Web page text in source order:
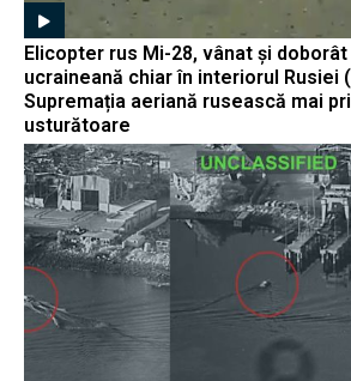
Elicopter rus Mi-28, vânat și
ucraineană chiar în interiorul Rusiei
Supremația aeriană rusească mai
usturătoare